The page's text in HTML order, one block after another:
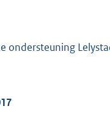
ondersteuning